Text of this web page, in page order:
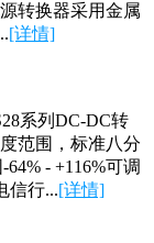
转换器采用金属
[详情]
系列DC-DC转
范围，标准八分
- +116%可调
信行...[详情]